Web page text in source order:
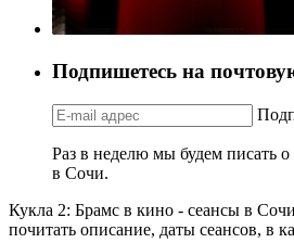
Подпишетесь на
Раз в неделю мы будем писать
в Сочи.
Кукла 2: Брамс в кино - сеансы в
почитать описание, даты сеансов, в